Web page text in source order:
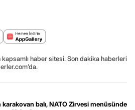
kapsamlı haber sitesi. Son dakika haberleri
balı, NATO Zirvesi menüsünde